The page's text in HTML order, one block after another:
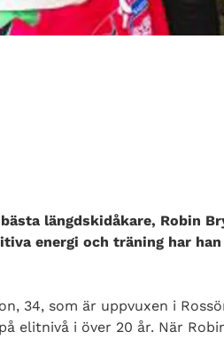
bästa längdskidåkare, Robin
energi och träning har
34, som är uppvuxen i
elitnivå i över 20 år. När